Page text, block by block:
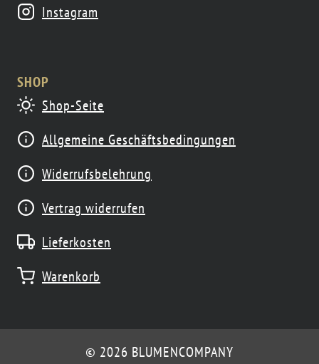
Instagram
SHOP
Shop-Seite
Allgemeine Geschäftsbedingungen
Widerrufsbelehrung
Vertrag widerrufen
Lieferkosten
Warenkorb
© 2026 BLUMENCOMPANY